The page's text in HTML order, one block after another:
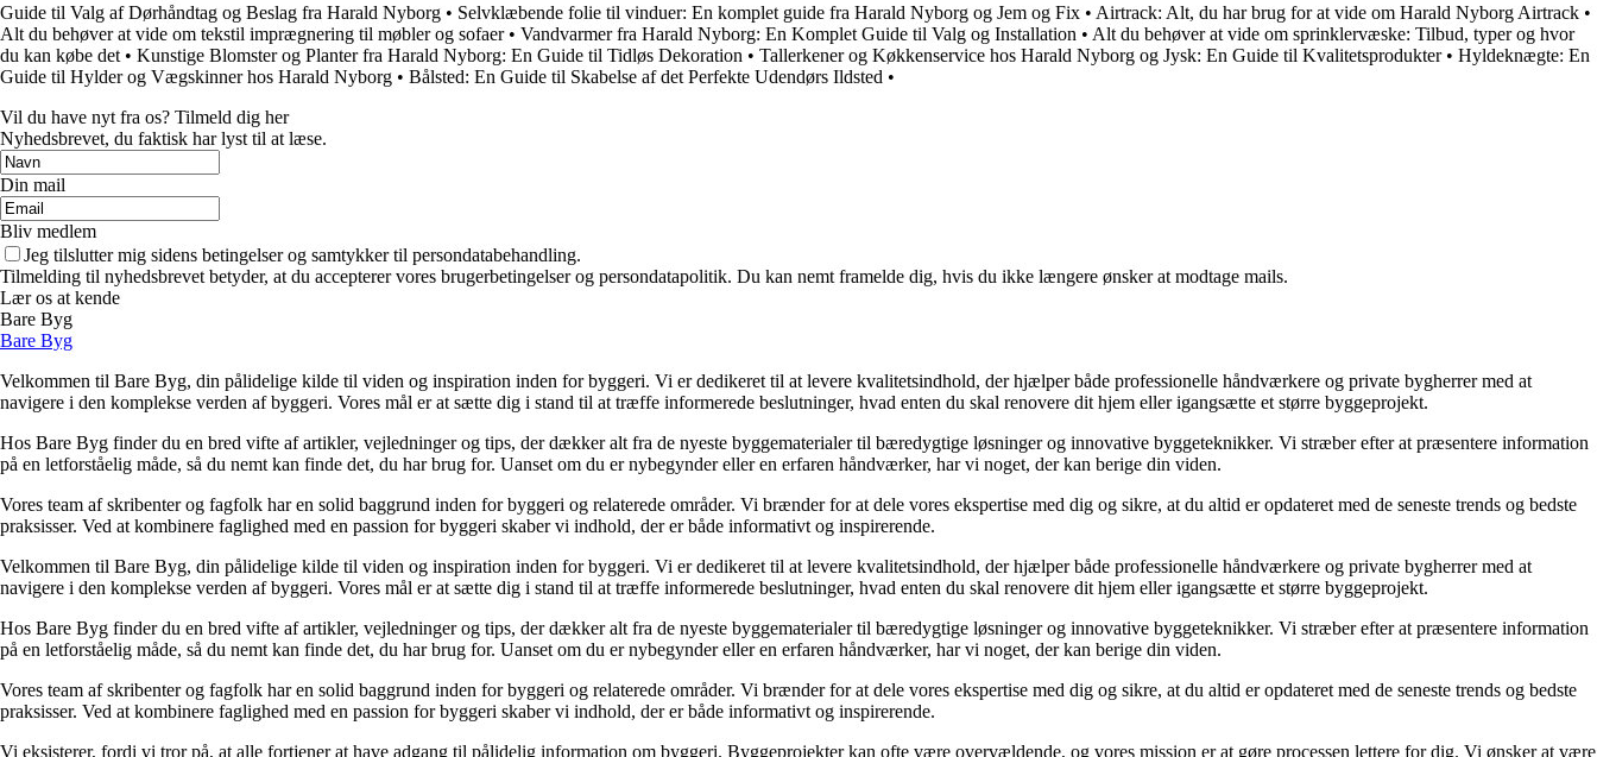
Guide til Valg af Dørhåndtag og Beslag fra Harald Nyborg • Selvklæbende folie til vinduer: En komplet guide fra Harald Nyborg og Jem og Fix • Airtrack: Alt, du har brug for at vide om Harald Nyborg Airtrack •
Alt du behøver at vide om tekstil imprægnering til møbler og sofaer• Vandvarmer fra Harald Nyborg: En Komplet Guide til Valg og Installation • Alt du behøver at vide om sprinklervæske: Tilbud, typer og hvor
du kan købe det • Kunstige Blomster og Planter fra Harald Nyborg: En Guide til Tidløs Dekoration • Tallerkener og Køkkenservice hos Harald Nyborg og Jysk: En Guide til Kvalitetsprodukter• Hyldeknægte: En
Guide til Hylder og Vægskinner hos Harald Nyborg • Bålsted: En Guide til Skabelse af det Perfekte Udendørs Ildsted •
Vil du have nyt fra os? Tilmeld dig her
Nyhedsbrevet, du faktisk har lyst til at læse.
Din mail
Bliv medlem
Jeg tilslutter mig sidens betingelser og samtykker til persondatabehandling.
Tilmelding til nyhedsbrevet betyder, at du accepterer vores brugerbetingelser og persondatapolitik. Du kan nemt framelde dig, hvis du ikke længere ønsker at modtage mails.
Lær os at kende
Bare Byg
Bare Byg
Velkommen til Bare Byg, din pålidelige kilde til viden og inspiration inden for byggeri. Vi er dedikeret til at levere kvalitetsindhold, der hjælper både professionelle håndværkere og private bygherrer med at
navigere i den komplekse verden af byggeri. Vores mål er at sætte dig i stand til at træffe informerede beslutninger, hvad enten du skal renovere dit hjem eller igangsætte et større byggeprojekt.
Hos Bare Byg finder du en bred vifte af artikler, vejledninger og tips, der dækker alt fra de nyeste byggematerialer til bæredygtige løsninger og innovative byggeteknikker. Vi stræber efter at præsentere information
på en letforståelig måde, så du nemt kan finde det, du har brug for. Uanset om du er nybegynder eller en erfaren håndværker, har vi noget, der kan berige din viden.
Vores team af skribenter og fagfolk har en solid baggrund inden for byggeri og relaterede områder. Vi brænder for at dele vores ekspertise med dig og sikre, at du altid er opdateret med de seneste trends og bedste
praksisser. Ved at kombinere faglighed med en passion for byggeri skaber vi indhold, der er både informativt og inspirerende.
Velkommen til Bare Byg, din pålidelige kilde til viden og inspiration inden for byggeri. Vi er dedikeret til at levere kvalitetsindhold, der hjælper både professionelle håndværkere og private bygherrer med at
navigere i den komplekse verden af byggeri. Vores mål er at sætte dig i stand til at træffe informerede beslutninger, hvad enten du skal renovere dit hjem eller igangsætte et større byggeprojekt.
Hos Bare Byg finder du en bred vifte af artikler, vejledninger og tips, der dækker alt fra de nyeste byggematerialer til bæredygtige løsninger og innovative byggeteknikker. Vi stræber efter at præsentere information
på en letforståelig måde, så du nemt kan finde det, du har brug for. Uanset om du er nybegynder eller en erfaren håndværker, har vi noget, der kan berige din viden.
Vores team af skribenter og fagfolk har en solid baggrund inden for byggeri og relaterede områder. Vi brænder for at dele vores ekspertise med dig og sikre, at du altid er opdateret med de seneste trends og bedste
praksisser. Ved at kombinere faglighed med en passion for byggeri skaber vi indhold, der er både informativt og inspirerende.
Vi eksisterer, fordi vi tror på, at alle fortjener at have adgang til pålidelig information om byggeri. Byggeprojekter kan ofte være overvældende, og vores mission er at gøre processen lettere for dig. Vi ønsker at være